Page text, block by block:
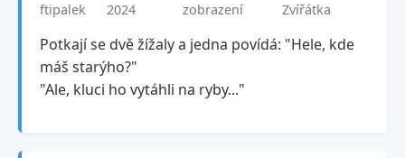
ftipalek
2024
zobrazení
Zvířátka
Potkají se dvě žížaly a jedna povídá: "Hele, kde
máš starýho?"
"Ale, kluci ho vytáhli na ryby..."